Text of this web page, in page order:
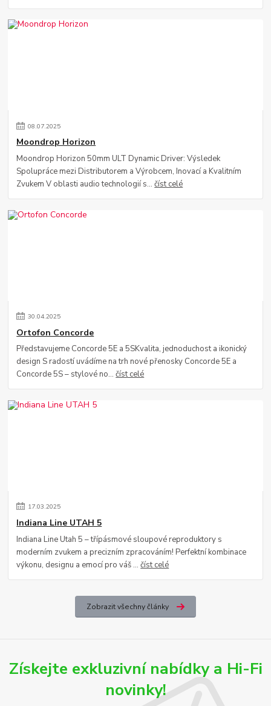
08.07.2025
Moondrop Horizon
Moondrop Horizon 50mm ULT Dynamic Driver: Výsledek
Spolupráce mezi Distributorem a Výrobcem, Inovací a Kvalitním
Zvukem V oblasti audio technologií s...číst celé
30.04.2025
Ortofon Concorde
Představujeme Concorde 5E a 5SKvalita, jednoduchost a ikonický
design S radostí uvádíme na trh nové přenosky Concorde 5E a
Concorde 5S – stylové no...číst celé
17.03.2025
Indiana Line UTAH 5
Indiana Line Utah 5 – třípásmové sloupové reproduktory s
moderním zvukem a precizním zpracováním! Perfektní kombinace
výkonu, designu a emocí pro váš ...číst celé
Zobrazit všechny články
Získejte exkluzivní nabídky a Hi-Fi
novinky!